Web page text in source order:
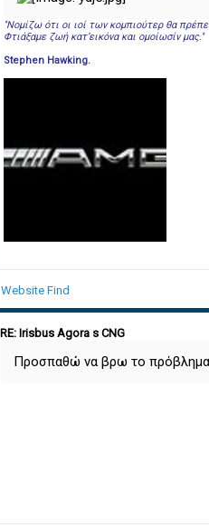
''Νομίζω ότι οι ιοί των κομπιούτερ θα
Φτιάξαμε ζωή κατ’εικόνα και ομοίωσίν μας.''
Stephen Hawking.
Website Find
RE: Irisbus Agora s CNG
Προσπαθώ να βρω το